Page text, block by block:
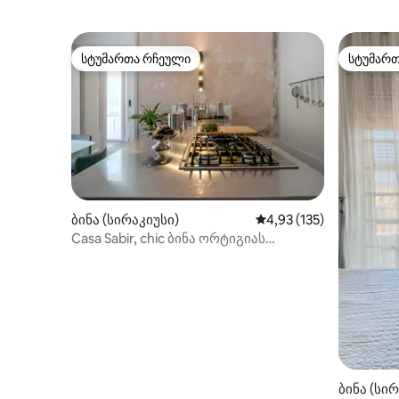
სტუმართა რჩეული
სტუმართა რჩეული
ბინა (სირაკიუსი) საშუალო შეფასებაა
4,93 (135)
Casa Sabir, chic ბინა ორტიგიას
ბინა